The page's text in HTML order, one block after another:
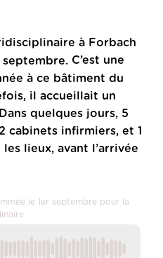
à Forbach
septembre. C’est une
à ce bâtiment du
il accueillait un
quelques jours, 5
cabinets infirmiers, et 1
lieux, avant l’arrivée
le 1er septembre pour la